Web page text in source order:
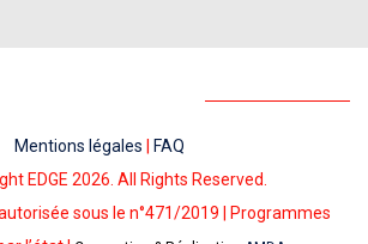
Mentions légales
FAQ
EDGE 2026. All Rights Reserved.
sous le n°471/2019 | Programmes